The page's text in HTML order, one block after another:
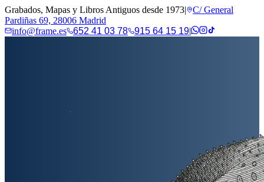
Grabados, Mapas y Libros Antiguos desde 1973|
C/ General
Pardiñas 69, 28006 Madrid
info@frame.es
652 41 03 78 915 64 15 19|